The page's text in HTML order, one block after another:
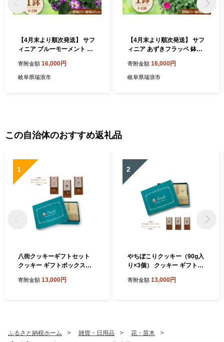
【4月末より順次発送】 サフ
ィニア ブルーモーメント 鉢
花 お祝い 鉢植え 生花 ギフト
プレゼント フラワー [AZDC
寄附金額 16,000円
岐阜県瑞浪市
【4月末より順次発送】 サフ
ィニア あずきフラッペ 鉢
花 お祝い 鉢植え 生花 ギフト
プレゼント フラワー [AZDC
寄附金額 16,000円
岐阜県瑞浪市
この自治体のおすすめ返礼品
1
八街クッキーギフトセット
クッキー ギフトボックスク
贈答用 お取り寄せスイーツ
寄附金額 13,000円
2
やちぼこりクッキー（90g入
り×3個） クッキー ギフトボ
レゼント 贈答用 お取り寄せ
寄附金額 13,000円
ふるさと納税ホーム 雑貨・日用品
花・苗木